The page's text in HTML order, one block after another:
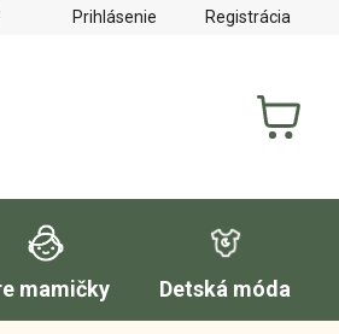
PORIADOK FORMULÁR NA
Prihlásenie Registrácia
KOŠÍK
mamičky Detská móda